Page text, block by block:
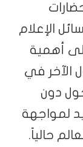
الإعلام
أهمية
الآخر في
دون
لمواجهة
حالياً.